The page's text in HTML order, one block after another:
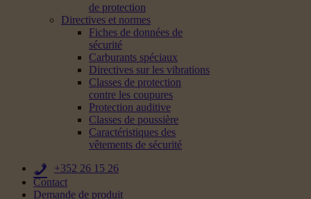
de protection
Directives et normes
Fiches de données de
sécurité
Carburants spéciaux
Directives sur les vibrations
Classes de protection
contre les coupures
Protection auditive
Classes de poussière
Caractéristiques des
vêtements de sécurité
+352 26 15 26
Contact
Demande de produit